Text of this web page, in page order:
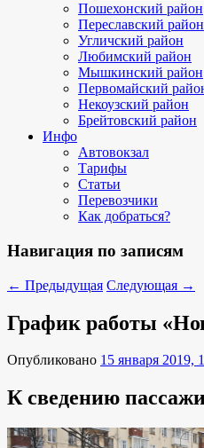
Пошехонский район
Переславский район
Угличский район
Любимский район
Мышкинский район
Первомайский
Некоузский район
Брейтовский район
Инфо
Автовокзал
Тарифы
Статьи
Перевозчики
Как добраться?
Навигация по записям
← Предыдущая Следующая →
График работы
Опубликовано 15 января 2019,
К сведению